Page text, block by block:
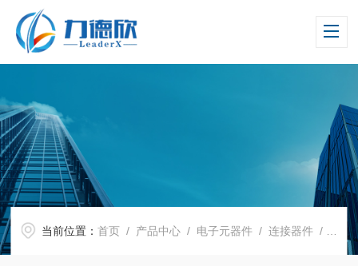
当前位置：首页 / 产品中心 / 电子元器件 /连接器件 / 测试插座6155T Azimuth